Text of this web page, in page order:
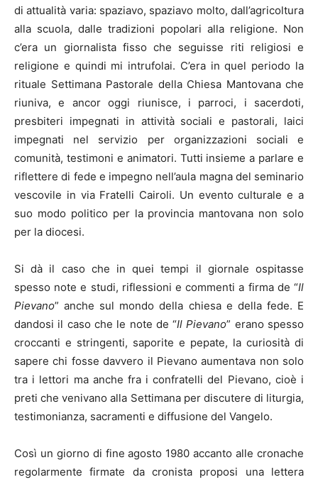
di attualità varia: spaziavo, spaziavo molto, dall’agricoltura
alla scuola, dalle tradizioni popolari alla religione. Non
c’era un giornalista fisso che seguisse riti religiosi e
religione e quindi mi intrufolai. C’era in quel periodo la
rituale Settimana Pastorale della Chiesa Mantovana che
riuniva, e ancor oggi riunisce, i parroci, i sacerdoti,
presbiteri impegnati in attività sociali e pastorali, laici
impegnati nel servizio per organizzazioni sociali e
comunità, testimoni e animatori. Tutti insieme a parlare e
riflettere di fede e impegno nell’aula magna del seminario
vescovile in via Fratelli Cairoli. Un evento culturale e a
suo modo politico per la provincia mantovana non solo
per la diocesi.
Si dà il caso che in quei tempi il giornale ospitasse
spesso note e studi, riflessioni e commenti a firma de “Il
Pievano” anche sul mondo della chiesa e della fede. E
dandosi il caso che le note de “Il Pievano” erano spesso
croccanti e stringenti, saporite e pepate, la curiosità di
sapere chi fosse davvero il Pievano aumentava non solo
tra i lettori ma anche fra i confratelli del Pievano, cioè i
preti che venivano alla Settimana per discutere di liturgia,
testimonianza, sacramenti e diffusione del Vangelo.
Così un giorno di fine agosto 1980 accanto alle cronache
regolarmente firmate da cronista proposi una lettera